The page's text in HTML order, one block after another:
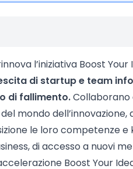
l’iniziativa Boost
di startup e team
di fallimento.
mondo dell’innovazione,
le loro competenze e
di accesso a nuovi
Boost Your